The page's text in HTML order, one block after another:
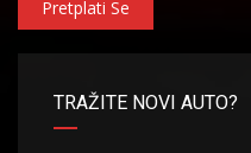
Pretplati Se
TRAŽITE NOVI AUTO?